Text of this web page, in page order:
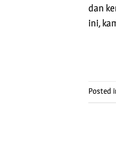
dan
ini,
Posted